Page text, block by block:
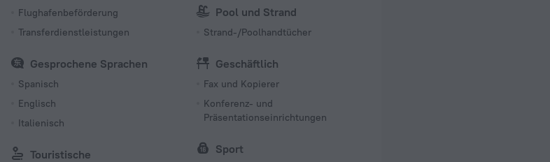
Flughafenbeförderung
Transferdienstleistungen
Gesprochene Sprachen
Spanisch
Englisch
Italienisch
Touristische
Pool und Strand
Strand-/Poolhandtücher
Geschäftlich
Fax und Kopierer
Konferenz- und
Präsentationseinrichtungen
Sport